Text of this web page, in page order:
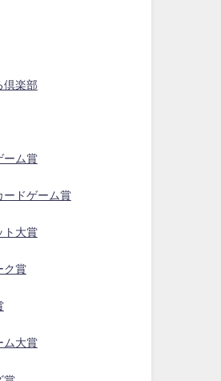
倶楽部
ーム賞
ードゲーム賞
ト大賞
ク賞
ム大賞